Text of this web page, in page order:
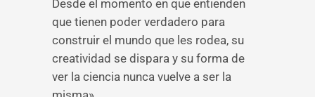
Desde el momento en que entienden
que tienen poder verdadero para
construir el mundo que les rodea, su
creatividad se dispara y su forma de
ver la ciencia nunca vuelve a ser la